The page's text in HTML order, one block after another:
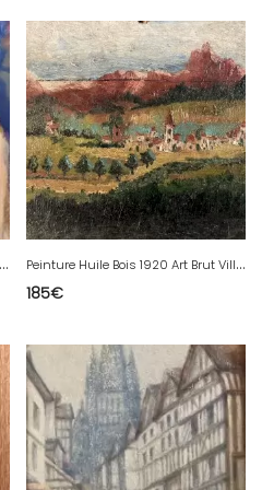
P
ortrait Peinture HuilE Panneau 1960 Signé Ader Expressioniste Tableau
P
einture Huile Bois 1920 Art Brut Village Expressionnisme Expressionniste Ancien
185€